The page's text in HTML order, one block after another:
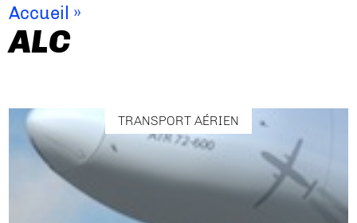
Accueil »
ALC
TRANSPORT AÉRIEN